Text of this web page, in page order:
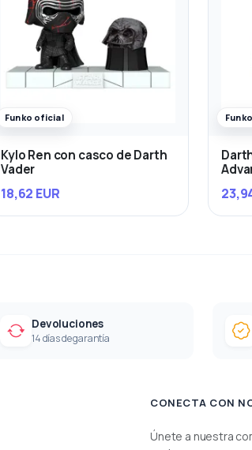
Funko oficial
Kylo Ren con casco de Darth
Vader
18,62 EUR
Devoluciones
14 días de garantía
CONECTA CON
Únete a nuestra